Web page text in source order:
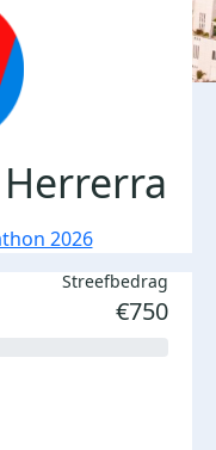
2026
Streefbedrag
€750